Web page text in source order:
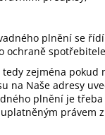
plnění se
ochraně
zejména
na Naše adresy
plnění je